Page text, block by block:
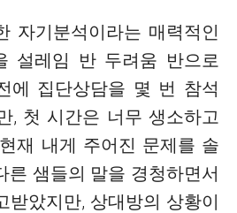
자기분석이라는 매력적인
설레임 반 두려움 반으로
에 집단상담을 몇 번 참석
, 첫 시간은 너무 생소하고
재 내게 주어진 문제를 솔
른 샘들의 말을 경청하면서
받았지만, 상대방의 상황이